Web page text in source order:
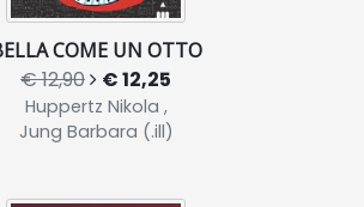
COME UN OTTO
€ 12,90 € 12,25
Huppertz Nikola ,
Jung Barbara (.ill)